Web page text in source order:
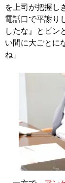
を上司が把握し
電話口で平謝り
したな』とピン
い間に大ごとに
ね」